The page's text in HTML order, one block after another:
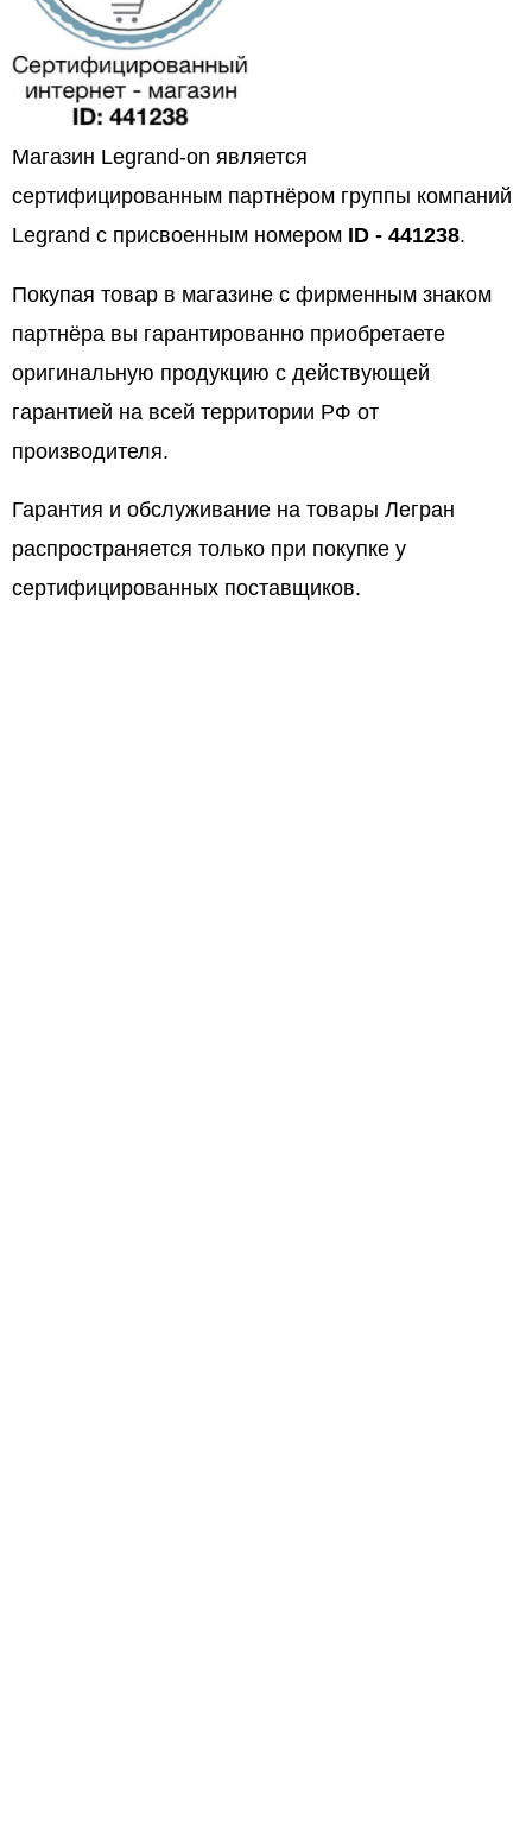
Магазин Legrand-on является
сертифицированным партнёром группы компаний
Legrand с присвоенным номером ID - 441238.
Покупая товар в магазине с фирменным знаком
партнёра вы гарантированно приобретаете
оригинальную продукцию с действующей
гарантией на всей территории РФ от
производителя.
Гарантия и обслуживание на товары Легран
распространяется только при покупке у
сертифицированных поставщиков.